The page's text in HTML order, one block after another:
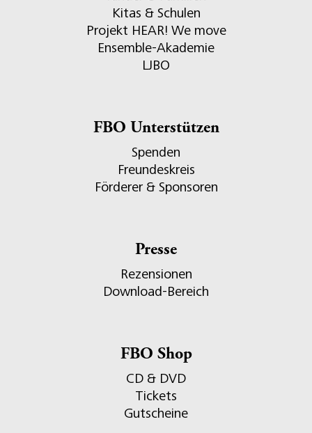
Kitas & Schulen
Projekt HEAR! We move
Ensemble-Akademie
LJBO
FBO Unterstützen
Spenden
Freundeskreis
Förderer & Sponsoren
Presse
Rezensionen
Download-Bereich
FBO Shop
CD & DVD
Tickets
Gutscheine